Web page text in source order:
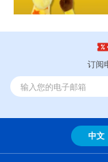
订阅
中文